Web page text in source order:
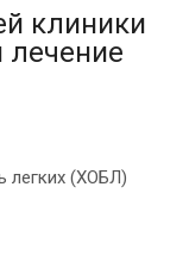
клиники
лечение
легких (ХОБЛ)